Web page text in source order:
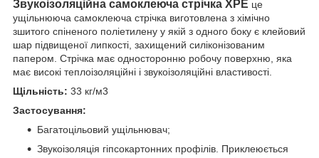
Звукоізоляційна самоклеюча стрічка XPE це
ущільнююча самоклеюча стрічка виготовлена з хімічно
зшитого спіненого поліетилену у якій з одного боку є клейовий
шар підвищеної липкості, захищений силіконізованим
папером. Стрічка має односторонню робочу поверхню, яка
має високі теплоізоляційні і звукоізоляційні властивості.
Щільність: 33 кг/м3
Застосування:
Багатоцільовий ущільнювач;
Звукоізоляція гіпсокартонних профілів. Приклеюється